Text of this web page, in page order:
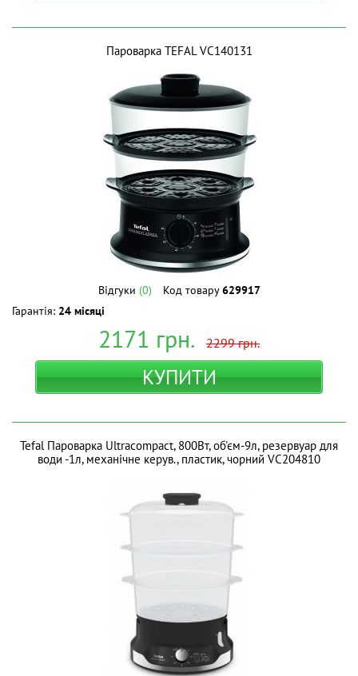
Пароварка TEFAL VC140131
Відгуки (0) Код товару629917
Гарантія: 24 місяці
2171 грн. 2299грн.
КУПИТИ
Tefal Пароварка Ultracompact, 800Вт, об'єм-9л, резервуар для
води -1л, механічне керув., пластик, чорний VC204810